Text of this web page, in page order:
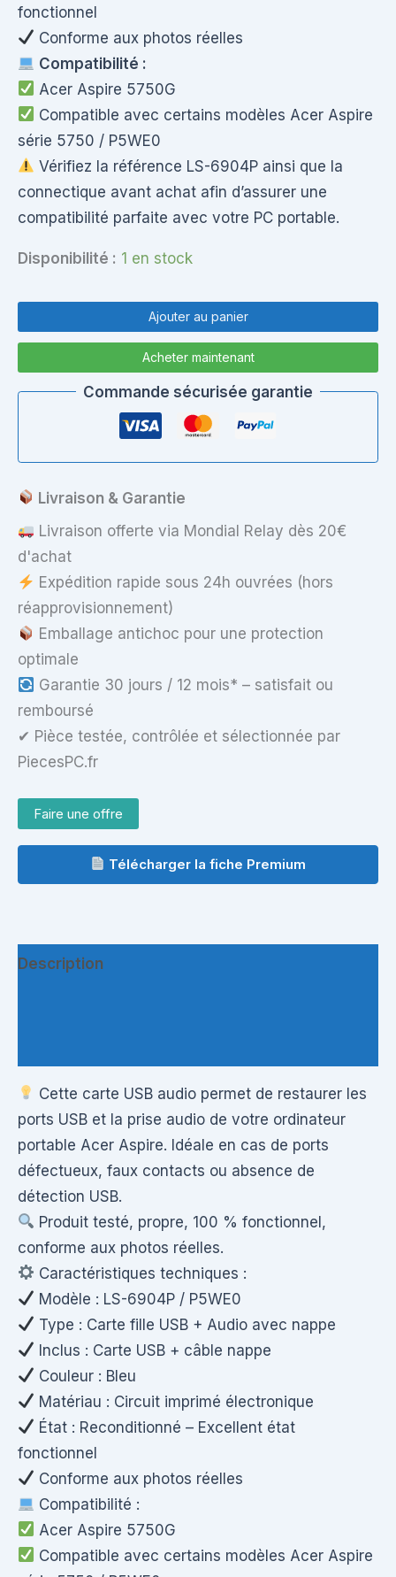
fonctionnel
Conforme aux photos réelles
Compatibilité :
Acer Aspire 5750G
Compatible avec certains modèles Acer Aspire
série 5750 / P5WE0
Vérifiez la référence LS-6904P ainsi que la
connectique avant achat afin d’assurer une
compatibilité parfaite avec votre PC portable.
Disponibilité : 1 en stock
Carte
USB
Nappe
Ajouter au panier
Acheter maintenant
Commande sécurisée garantie
Livraison & Garantie
Livraison offerte via Mondial Relay dès 20€
d'achat
Expédition rapide sous 24h ouvrées (hors
réapprovisionnement)
Emballage antichoc pour une protection
optimale
Garantie 30 jours / 12 mois* – satisfait ou
remboursé
✔ Pièce testée, contrôlée et sélectionnée par
PiecesPC.fr
Faire une offre
Télécharger la fiche Premium
Description
Cette carte USB audio permet de restaurer les
ports USB et la prise audio de votre ordinateur
portable Acer Aspire. Idéale en cas de ports
défectueux, faux contacts ou absence de
détection USB.
Produit testé, propre, 100 % fonctionnel,
conforme aux photos réelles.
Caractéristiques techniques :
Modèle : LS-6904P / P5WE0
Type : Carte fille USB + Audio avec nappe
Inclus : Carte USB + câble nappe
Couleur : Bleu
Matériau : Circuit imprimé électronique
État : Reconditionné – Excellent état
fonctionnel
Conforme aux photos réelles
Compatibilité :
Acer Aspire 5750G
Compatible avec certains modèles Acer Aspire